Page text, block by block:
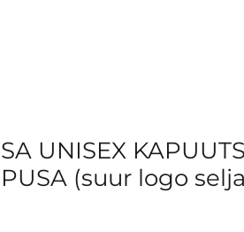
SA UNISEX
PUSA (suur logo